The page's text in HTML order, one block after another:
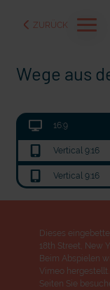
ZURÜCK
oder "Deppen der
Wege aus
16:9
Vertical 9:16
Vertical 9:16
Dieses
18th Street, New
Beim Abspielen
Vimeo
Seiten Sie